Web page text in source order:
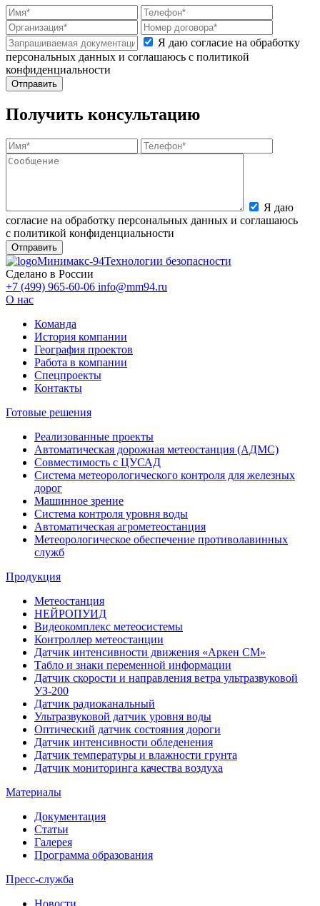
Я даю согласие на обработку
персональных данных и соглашаюсь с политикой
конфиденциальности
Получить консультацию
Я даю
согласие на обработку персональных данных и соглашаюсь
с политикой конфиденциальности
Минимакс-94Технологии безопасности
Сделано в России
+7 (499) 965-60-06 info@mm94.ru
О нас
Команда
История компании
География проектов
Работа в компании
Спецпроекты
Контакты
Готовые решения
Реализованные проекты
Автоматическая дорожная метеостанция (АДМС)
Совместимость с ЦУСАД
Система метеорологического контроля для железных
дорог
Машинное зрение
Система контроля уровня воды
Автоматическая агрометеостанция
Метеорологическое обеспечение противолавинных
служб
Продукция
Метеостанция
НЕЙРОПУИД
Видеокомплекс метеосистемы
Контроллер метеостанции
Датчик интенсивности движения «Аркен СМ»
Табло и знаки переменной информации
Датчик скорости и направления ветра ультразвуковой
УЗ-200
Датчик радиоканальный
Ультразвуковой датчик уровня воды
Оптический датчик состояния дороги
Датчик интенсивности обледенения
Датчик температуры и влажности грунта
Датчик мониторинга качества воздуха
Материалы
Документация
Статьи
Галерея
Программа образования
Пресс-служба